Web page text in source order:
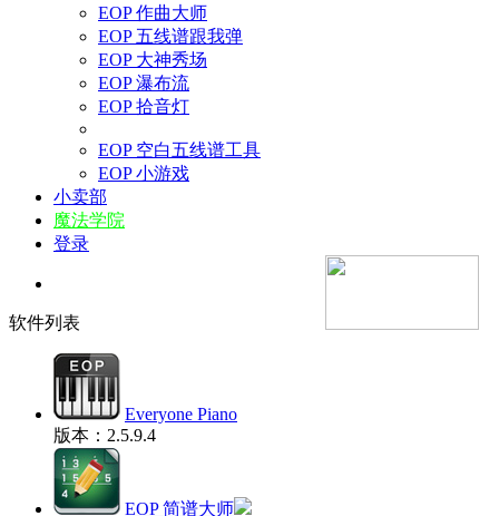
EOP 作曲大师
EOP 五线谱跟我弹
EOP 大神秀场
EOP 瀑布流
EOP 拾音灯
EOP 空白五线谱工具
EOP 小游戏
小卖部
魔法学院
登录
软件列表
Everyone Piano
版本：2.5.9.4
EOP 简谱大师